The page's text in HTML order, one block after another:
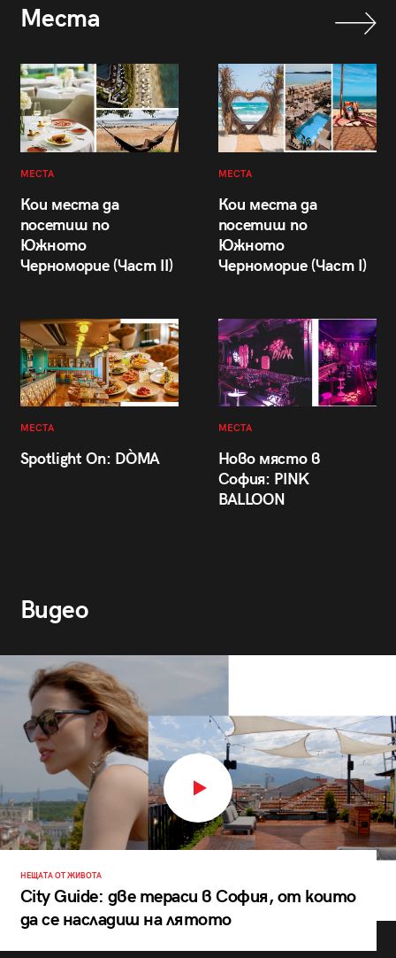
Места
МЕСТА
Кои места да
посетиш по
Южното
Черноморие (Част II)
МЕСТА
Кои места да
посетиш по
Южното
Черноморие (Част I)
МЕСТА
Spotlight On: DÒMA
МЕСТА
Ново място в
София: PINK
BALLOON
Видео
НЕЩАТА ОТ ЖИВОТА
City Guide: две тераси в София, от които
да се насладиш на лятото